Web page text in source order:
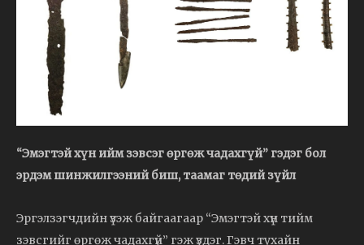
“Эмэгтэй хүн ийм зэвсэг өргөж чадахгүй” гэдэг бол
эрдэм шинжилгээний биш, таамаг төдий зүйл
Эргэлзэгчдийн үзэж байгаагаар “Эмэгтэй хүн тийм
зэвсгийг өргөж чадахгүй” гэж үздэг. Гэвч тухайн